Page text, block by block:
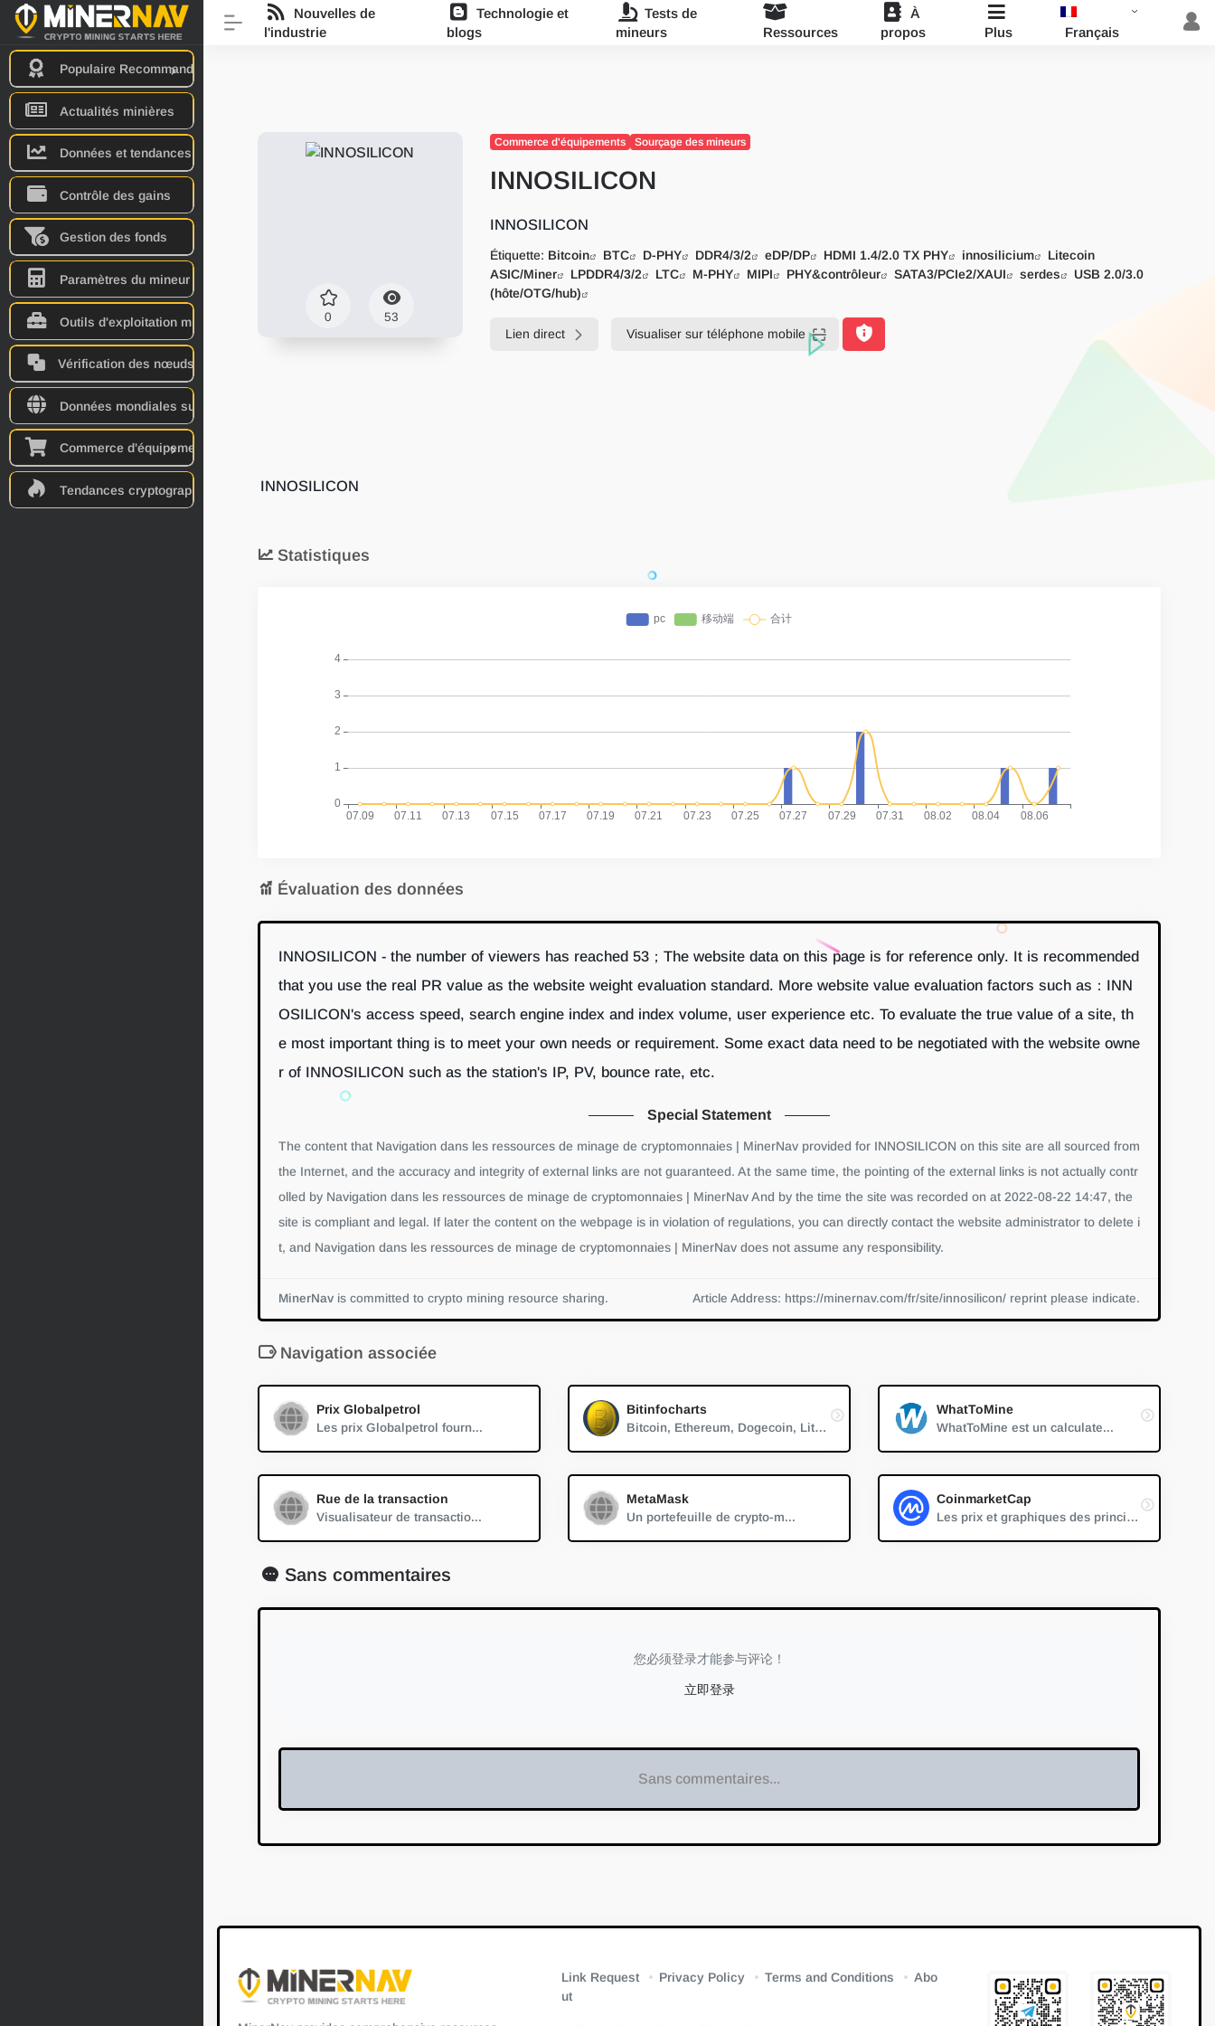
Populaire Recommander
Actualités minières
Données et tendances
Contrôle des gains
Gestion des fonds
Paramètres du mineur
Outils d'exploitation minière
Vérification des nœuds
Données mondiales sur l'énergie
Commerce d'équipements
Tendances cryptographiques
Nouvelles de
l'industrie
Technologie et
blogs
Tests de
mineurs
Ressources
À
propos
Plus Français
0 53
Commerce d'équipements Sourçage des mineurs
INNOSILICON
INNOSILICON
Étiquette: Bitcoin BTC D-PHY DDR4/3/2 eDP/DP HDMI 1.4/2.0 TX PHY innosilicium
Litecoin
ASIC/Miner
LPDDR4/3/2 LTC M-PHY MIPI PHY&contrôleur SATA3/PCIe2/XAUI serdes
USB 2.0/3.0
(hôte/OTG/hub)
Lien direct Visualiser sur téléphone mobile
INNOSILICON
Statistiques
Évaluation des données
INNOSILICON - the number of viewers has reached 53；The website data on this page is for reference only. It is recommended
that you use the real PR value as the website weight evaluation standard. More website value evaluation factors such as：INN
OSILICON's access speed, search engine index and index volume, user experience etc. To evaluate the true value of a site, th
e most important thing is to meet your own needs or requirement. Some exact data need to be negotiated with the website owne
r of INNOSILICON such as the station's IP, PV, bounce rate, etc.
Special Statement
The content that Navigation dans les ressources de minage de cryptomonnaies | MinerNav provided for INNOSILICON on this site are all sourced from
the Internet, and the accuracy and integrity of external links are not guaranteed. At the same time, the pointing of the external links is not actually contr
olled by Navigation dans les ressources de minage de cryptomonnaies | MinerNav And by the time the site was recorded on at 2022-08-22 14:47, the
site is compliant and legal. If later the content on the webpage is in violation of regulations, you can directly contact the website administrator to delete i
t, and Navigation dans les ressources de minage de cryptomonnaies | MinerNav does not assume any responsibility.
MinerNavis committed to crypto mining resource sharing. Article Address: https://minernav.com/fr/site/innosilicon/ reprint please indicate.
Navigation associée
Prix Globalpetrol
Les prix Globalpetrol fourn...
Bitinfocharts
Bitcoin, Ethereum, Dogecoin, Litecoin - prix, récompense, difficulté, hashrate, capitalisation boursière, temps de bloc, nombre de blocs
WhatToMine
WhatToMine est un calculate...
Rue de la transaction
Visualisateur de transactio...
MetaMask
Un portefeuille de crypto-m...
CoinmarketCap
Les prix et graphiques des principales cryptomonnaies, classées par capitalisation boursière. Accès gratuit aux données actuelles et historiques de Bitcoin ainsi que de milliers d'autres cryptomonnaies.
Sans commentaires
您必须登录才能参与评论！
立即登录
Sans commentaires...
Link Request Privacy Policy Terms and Conditions
Abo
ut